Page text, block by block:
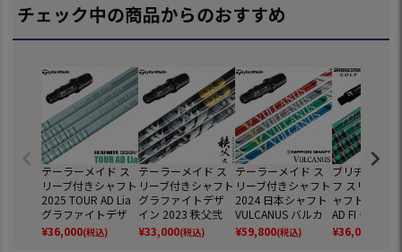
チェック中の商品からのおすすめ
テーラーメイド ス
リーブ付きシャフト
2025 TOUR AD Lia
グラファイトデザ
イン ツアーAD ライ
ア 日本正規品 ゴル
¥36,000(税込)
テーラーメイド ス
リーブ付きシャフト
グラファイトデザ
イン 2023 秩父弐
ドライバー用 日本
正規品 (BRNR MINI
¥33,000(税込)
テーラーメイド ス
リーブ付きシャフト
2024 日本シャフト
VULCANUS バルカ
ヌス 日本正規品 ゴ
ルフ シャフト (BRN
¥59,800(税込)
ブリヂストン
フ スリーブ付
ャフト 2025
AD FI グラフ
デザイン ツア
FI 日本正規品
¥36,000